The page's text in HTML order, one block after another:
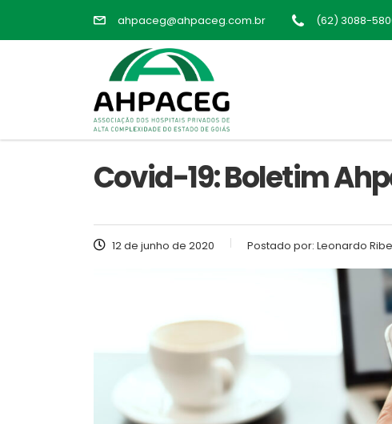
ahpaceg@ahpaceg.com.br (62) 3088-
Covid-19: Boletim
12 de junho de 2020 Postado por: Leonardo